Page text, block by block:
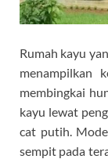
Rumah kayu
menampilkan
membingkai
kayu lewat
cat putih.
sempit pada